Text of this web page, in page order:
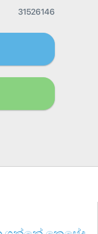
31526146